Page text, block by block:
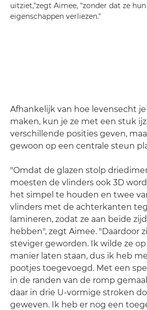
uitziet,"zegt Aimee, "zonder dat ze
eigenschappen verliezen."
Afhankelijk van hoe levensecht
maken, kun je ze met een stuk
verschillende posities geven,
gewoon op een centrale steun
"Omdat de glazen stolp
moesten de vlinders ook 3D
het simpel te houden en twee
vlinders met de achterkanten
lamineren, zodat ze aan beide
hebben", zegt Aimee. "Daardoor
steviger geworden. Ik wilde ze
manier laten staan, dus ik heb
pootjes toegevoegd. Met een
in de randen van de romp
daar in drie U-vormige stroken
geweven. Ik heb er nog een